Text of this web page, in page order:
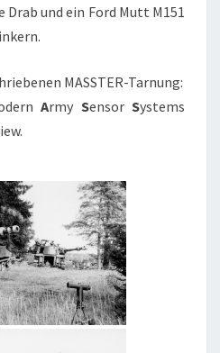
Drab und ein Ford Mutt M151
MASSTER-Tarnung:
Army Sensor Systems